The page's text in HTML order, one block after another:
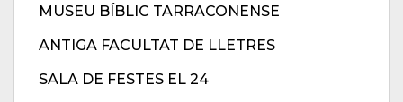
MUSEU BÍBLIC TARRACONENSE
ANTIGA FACULTAT DE LLETRES
SALA DE FESTES EL 24